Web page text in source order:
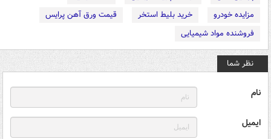
مزایده خودرو
خرید بلیط استخر
قیمت ورق آهن پرایس
فروشنده مواد شیمیایی
نظر شما
نام
ایمیل